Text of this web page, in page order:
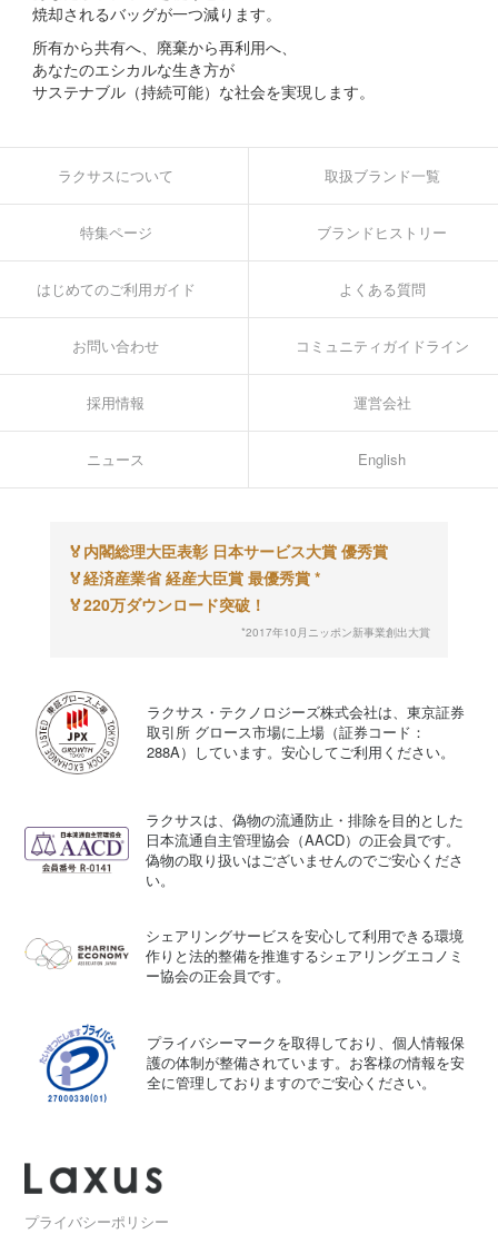
焼却されるバッグが一つ減ります。
所有から共有へ、廃棄から再利用へ、
あなたのエシカルな生き方が
サステナブル（持続可能）な社会を実現します。
ラクサスについて 取扱ブランド一覧
特集ページ ブランドヒストリー
はじめてのご利用ガイド よくある質問
お問い合わせ コミュニティガイドライン
採用情報 運営会社
ニュース English
🏅 内閣総理大臣表彰 日本サービス大賞 優秀賞
🏅経済産業省 経産大臣賞 最優秀賞 *
🏅220万ダウンロード突破！
*2017年10月ニッポン新事業創出大賞
ラクサス・テクノロジーズ株式会社は、東京証券
取引所 グロース市場に上場（証券コード：
288A）しています。安心してご利用ください。
ラクサスは、偽物の流通防止・排除を目的とした
日本流通自主管理協会（AACD）の正会員です。
偽物の取り扱いはございませんのでご安心くださ
い。
シェアリングサービスを安心して利用できる環境
作りと法的整備を推進するシェアリングエコノミ
ー協会の正会員です。
プライバシーマークを取得しており、個人情報保
護の体制が整備されています。お客様の情報を安
全に管理しておりますのでご安心ください。
プライバシーポリシー